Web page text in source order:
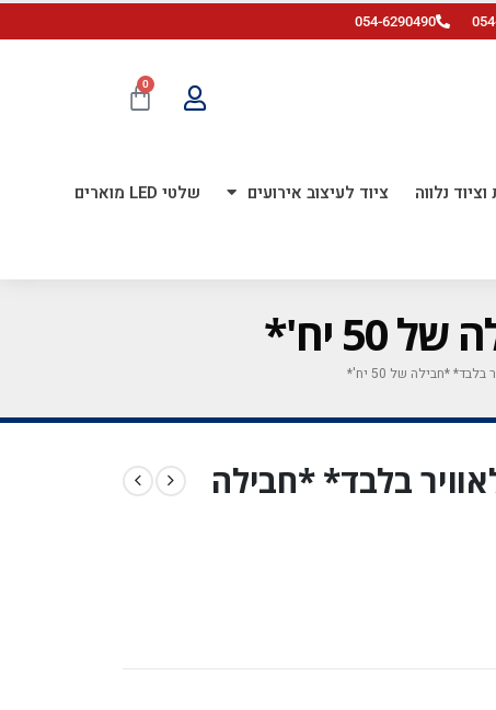
054-6290490
0
נלווה ציוד לעיצוב אירועים שלטי LED מוארים
*לאוויר בלבד* *חבילה